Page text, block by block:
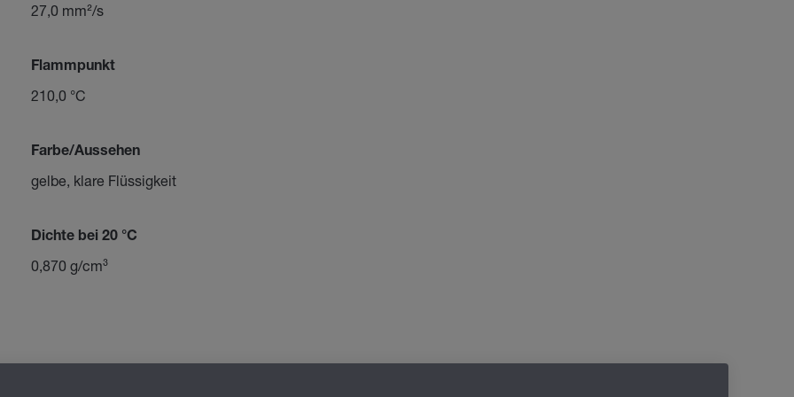
27,0 mm²/s
Flammpunkt
210,0 °C
Farbe/Aussehen
gelbe, klare Flüssigkeit
Dichte bei 20 °C
0,870 g/cm³